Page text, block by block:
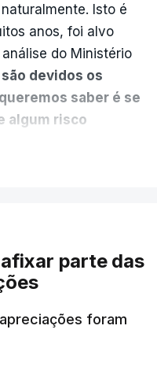
financeiro da PJ
Construbarcelos
obras na casa
7 Agosto 2026, 15:56
Isto é
anos, foi alvo
do Ministério
devidos os
saber é se
algum risco
milhões euros
pela EDP à
do Parlamento, o
Joaquim
parte das
foram